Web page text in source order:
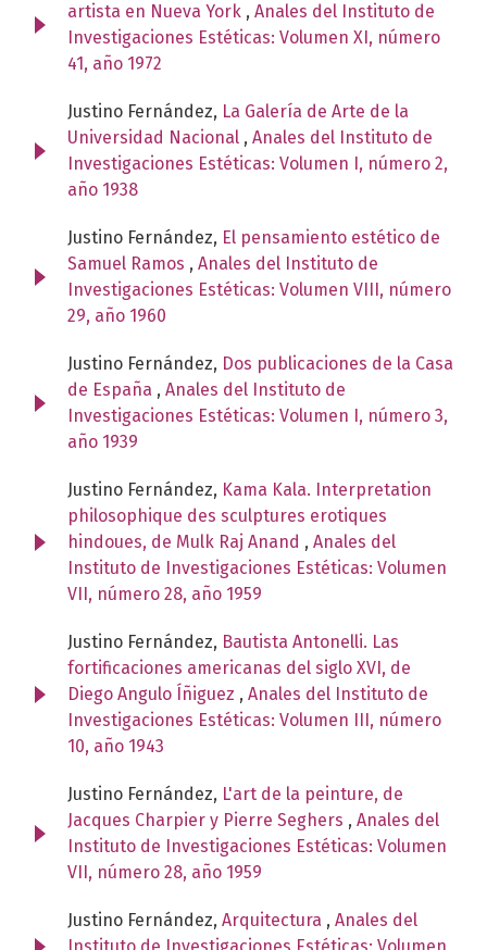
artista en Nueva York , Anales del Instituto de
Investigaciones Estéticas: Volumen XI, número
41, año 1972
Justino Fernández, La Galería de Arte de la
Universidad Nacional , Anales del Instituto de
Investigaciones Estéticas: Volumen I, número 2,
año 1938
Justino Fernández, El pensamiento estético de
Samuel Ramos , Anales del Instituto de
Investigaciones Estéticas: Volumen VIII, número
29, año 1960
Justino Fernández, Dos publicaciones de la Casa
de España , Anales del Instituto de
Investigaciones Estéticas: Volumen I, número 3,
año 1939
Justino Fernández, Kama Kala. Interpretation
philosophique des sculptures erotiques
hindoues, de Mulk Raj Anand , Anales del
Instituto de Investigaciones Estéticas: Volumen
VII, número 28, año 1959
Justino Fernández, Bautista Antonelli. Las
fortificaciones americanas del siglo XVI, de
Diego Angulo Íñiguez , Anales del Instituto de
Investigaciones Estéticas: Volumen III, número
10, año 1943
Justino Fernández, L'art de la peinture, de
Jacques Charpier y Pierre Seghers , Anales del
Instituto de Investigaciones Estéticas: Volumen
VII, número 28, año 1959
Justino Fernández, Arquitectura , Anales del
Instituto de Investigaciones Estéticas: Volumen